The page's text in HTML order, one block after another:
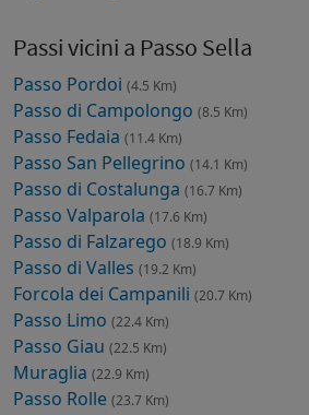
Passi vicini a Passo Sella
Passo Pordoi (4.5 Km)
Passo di Campolongo (8.5 Km)
Passo Fedaia (11.4 Km)
Passo San Pellegrino (14.1 Km)
Passo di Costalunga (16.7 Km)
Passo Valparola (17.6 Km)
Passo di Falzarego (18.9 Km)
Passo di Valles (19.2 Km)
Forcola dei Campanili (20.7 Km)
Passo Limo (22.4 Km)
Passo Giau (22.5 Km)
Muraglia (22.9 Km)
Passo Rolle (23.7 Km)